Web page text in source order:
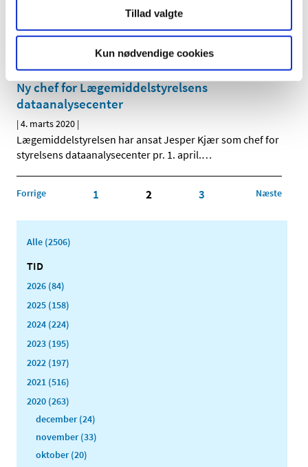
Tillad valgte
Kun nødvendige cookies
Lægemiddelstyrelsen har den 24. februar 2020 meddelt
at Sam Medhat Salah får bevilling til at drive
Ny chef for Lægemiddelstyrelsens
dataanalysecenter
| 4. marts 2020 |
Lægemiddelstyrelsen har ansat Jesper Kjær som chef for
styrelsens dataanalysecenter pr. 1. april.…
Forrige 1 2 3 Næste
Alle (2506)
TID
2026 (84)
2025 (158)
2024 (224)
2023 (195)
2022 (197)
2021 (516)
2020 (263)
december (24)
november (33)
oktober (20)